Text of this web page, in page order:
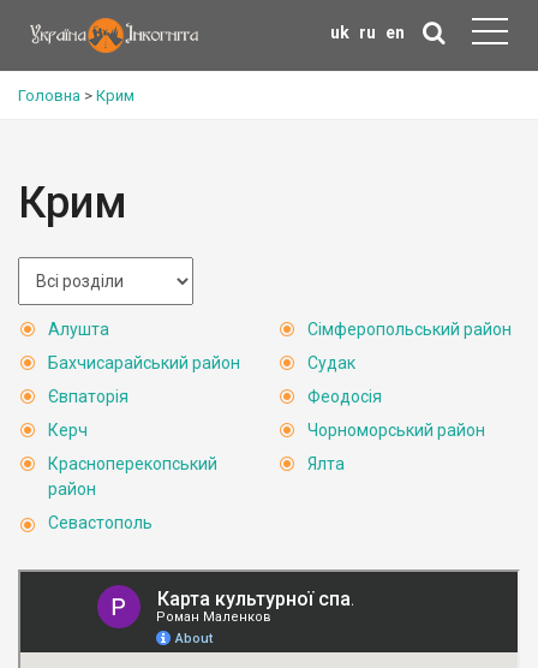
uk ru en
Головна > Крим
Крим
Алушта
Бахчисарайський район
Євпаторія
Керч
Красноперекопський
район
Севастополь
Сімферопольський район
Судак
Феодосія
Чорноморський район
Ялта